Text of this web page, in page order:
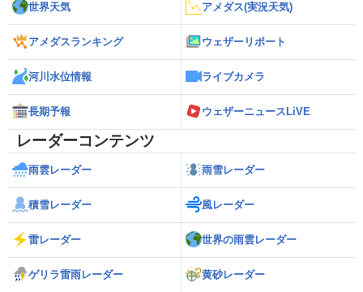
世界天気 アメダス(実況天気)
アメダスランキング ウェザーリポート
河川水位情報 ライブカメラ
長期予報 ウェザーニュースLiVE
レーダーコンテンツ
雨雲レーダー 雨雪レーダー
積雪レーダー 風レーダー
雷レーダー 世界の雨雲レーダー
ゲリラ雷雨レーダー 黄砂レーダー